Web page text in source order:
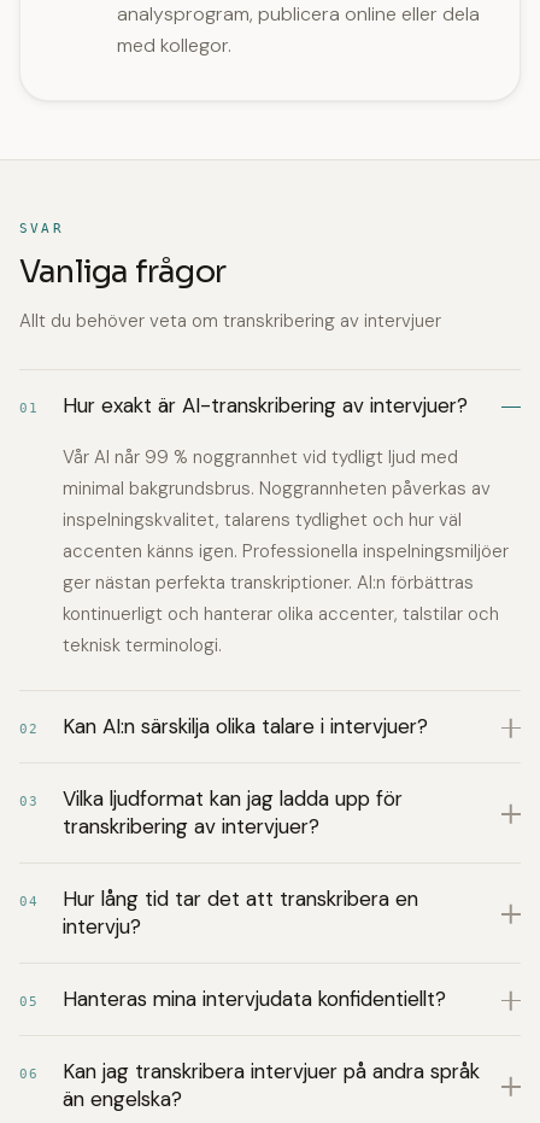
analysprogram, publicera online eller dela
med kollegor.
SVAR
Vanliga frågor
Allt du behöver veta om transkribering av intervjuer
01 Hur exakt är AI-transkribering av intervjuer?
Vår AI når 99 % noggrannhet vid tydligt ljud med
minimal bakgrundsbrus. Noggrannheten påverkas av
inspelningskvalitet, talarens tydlighet och hur väl
accenten känns igen. Professionella inspelningsmiljöer
ger nästan perfekta transkriptioner. AI:n förbättras
kontinuerligt och hanterar olika accenter, talstilar och
teknisk terminologi.
02 Kan AI:n särskilja olika talare i intervjuer?
03
Vilka ljudformat kan jag ladda upp för
transkribering av intervjuer?
04
Hur lång tid tar det att transkribera en
intervju?
05 Hanteras mina intervjudata konfidentiellt?
06
Kan jag transkribera intervjuer på andra språk
än engelska?